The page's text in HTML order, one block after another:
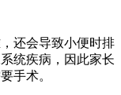
还会导致小便时排
统疾病，因此家长
手术。